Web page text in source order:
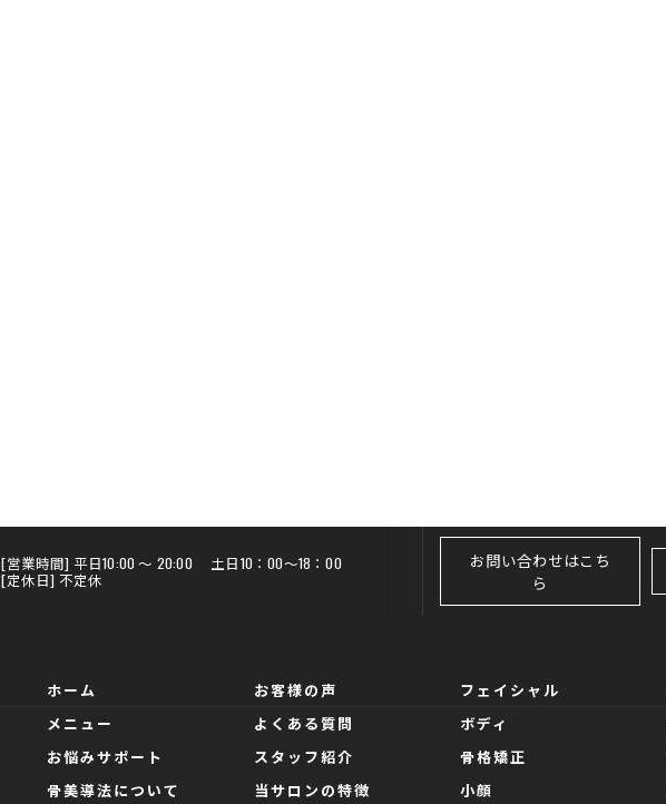
[営業時間] 平日10:00 〜 20:00 土日10：00～18：00
[定休日] 不定休
お問い合わせはこち
ら
ホーム
メニュー
お悩みサポート
骨美導法について
お客様の声
よくある質問
スタッフ紹介
当サロンの特徴
フェイシャル
ボディ
骨格矯正
小顔